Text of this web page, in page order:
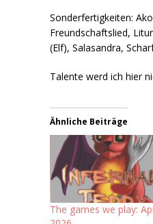
Sonderfertigkeiten:
Freundschaftslied,
(Elf), Salasandra,
Talente werd ich hier
Ähnliche Beiträge
The games we play: